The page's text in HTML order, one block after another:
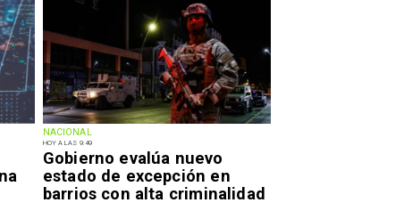
NACIONAL
HOY A LAS 9:49
Gobierno evalúa nuevo
estado de excepción en
barrios con alta criminalidad